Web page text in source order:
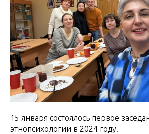
15 января состоялось первое
этнопсихологии в 2024 году.